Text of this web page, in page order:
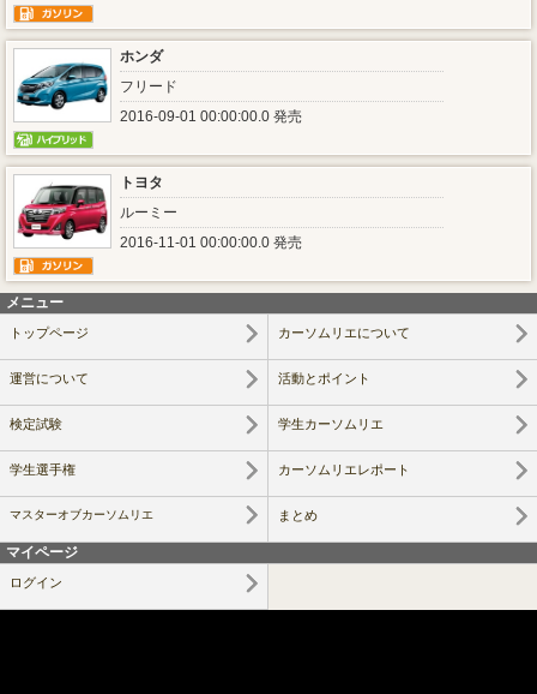
ホンダ
フリード
2016-09-01 00:00:00.0 発売
トヨタ
ルーミー
2016-11-01 00:00:00.0 発売
メニュー
トップページ カーソムリエについて
運営について 活動とポイント
検定試験 学生カーソムリエ
学生選手権 カーソムリエレポート
マスターオブカーソムリエ まとめ
マイページ
ログイン